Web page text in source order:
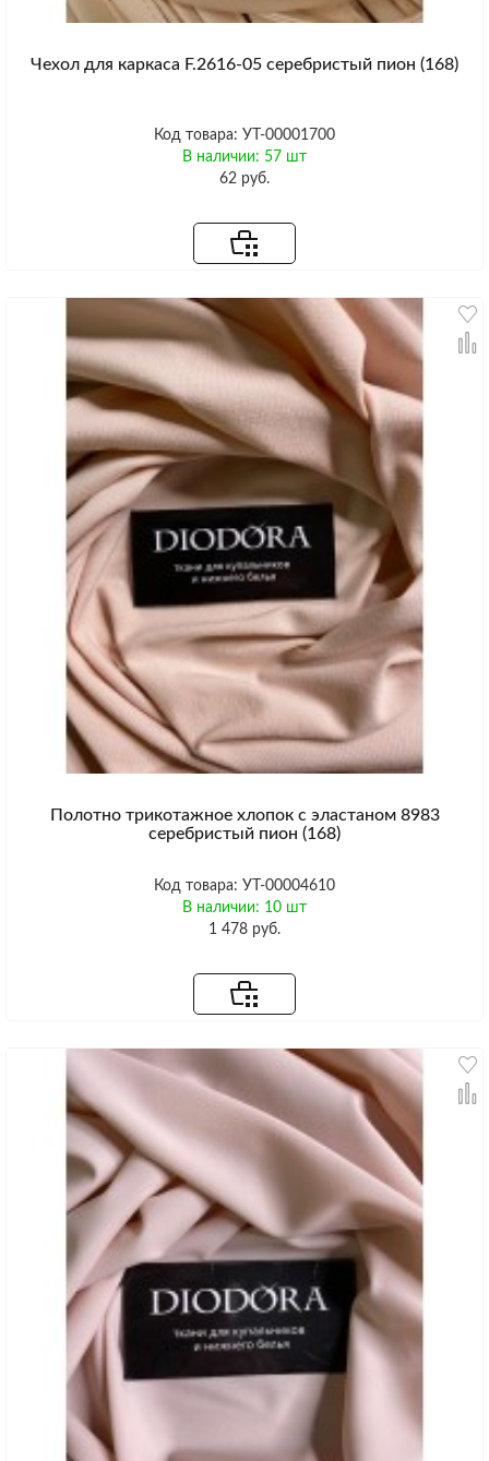
Чехол для каркаса F.2616-05 серебристый пион (168)
Код товара: УТ-00001700
В наличии: 57 шт
62 руб.
Полотно трикотажное хлопок с эластаном 8983
серебристый пион (168)
Код товара: УТ-00004610
В наличии: 10 шт
1 478 руб.